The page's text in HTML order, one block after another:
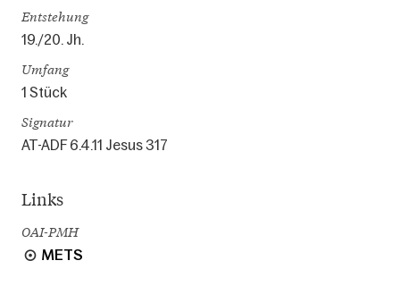
Entstehung
19./20. Jh.
Umfang
1 Stück
Signatur
AT-ADF 6.4.11 Jesus 317
Links
OAI-PMH
METS